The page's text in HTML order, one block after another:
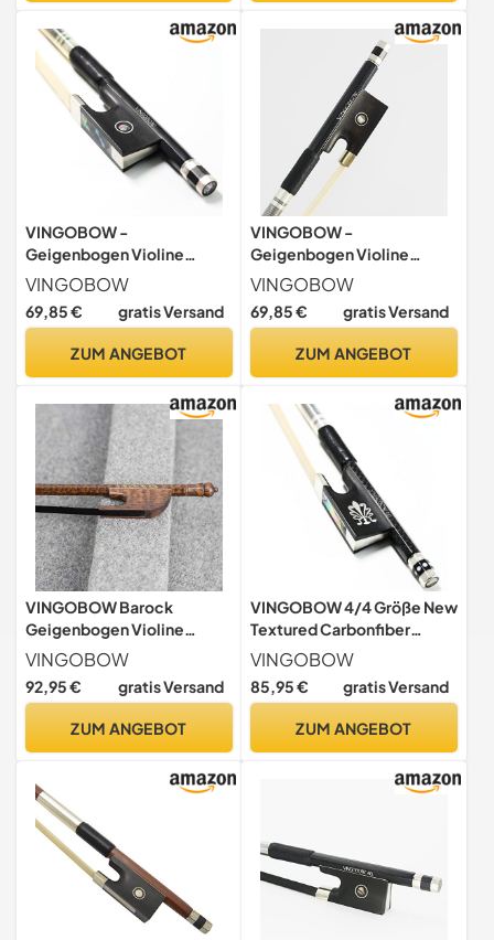
VINGOBOW -
Geigenbogen Violine
Geigen bogen Kohlefaser
Carbon Bow Langlebiger
Stick und süßer Sound 4/4
VINGOBOW
69,85 € gratis Versand
ZUM ANGEBOT
VINGOBOW -
Geigenbogen Violine
Geigen bogen Kohlefaser
Carbon Bow Langlebiger
Stick und süßer Sound 3/4
VINGOBOW
69,85 € gratis Versand
ZUM ANGEBOT
VINGOBOW Barock
Geigenbogen Violine
Geigen bogen aus
Schlangenholz Wunderbare
Balance, schwarzes
starker Stock Master Level
VINGOBOW
92,95 € gratis Versand
ZUM ANGEBOT
VINGOBOW 4/4 Größe New
Textured Carbonfiber
Geigenbogen Beliebtes
Modell Gut ausgewähltes
Rosshaar aus der Mongolei
VINGOBOW
85,95 € gratis Versand
ZUM ANGEBOT